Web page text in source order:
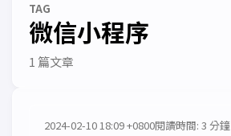
TAG
微信小程序
1 篇文章
2024-02-10 18:09 +0800閱讀時間: 3 分鐘